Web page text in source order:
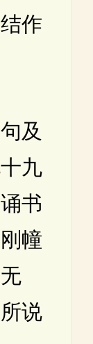
作
及
九
书
幢
说